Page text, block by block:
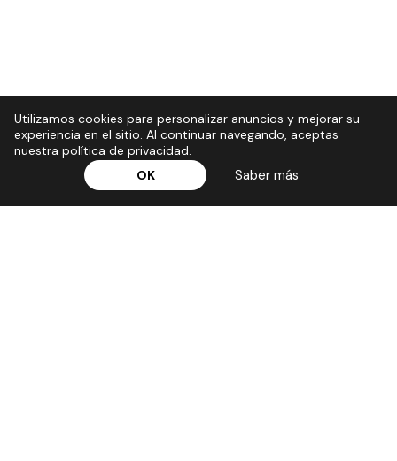
Utilizamos cookies para personalizar anuncios y mejorar su
experiencia en el sitio. Al continuar navegando, aceptas
nuestra política de privacidad.
OK
Saber más